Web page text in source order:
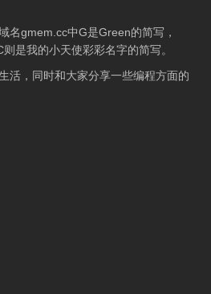
名gmem.cc中G是Green的简写，
是我的小天使彩彩名字的简写。
活，同时和大家分享一些编程方面的